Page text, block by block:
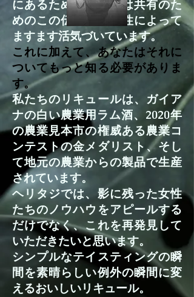
にあるため、私たちは共有のた
めのこの伝達の必要性によって
ますます活気づいています。
これに加えて、あなたはそれに
ついてもっと知る必要がありま
す。
私たちのリキュールは、ガイア
ナの白い農業用ラム酒、2020年
の農業見本市の権威ある農業コ
ンテストの金メダリスト、そし
て地元の農業からの製品で生産
されています。
ヘリタジでは、影に残った女性
たちのノウハウをアピールする
だけでなく、これを再発見して
いただきたいと思います。
シンプルなテイスティングの瞬
間を素晴らしい例外の瞬間に変
えるおいしいリキュール。